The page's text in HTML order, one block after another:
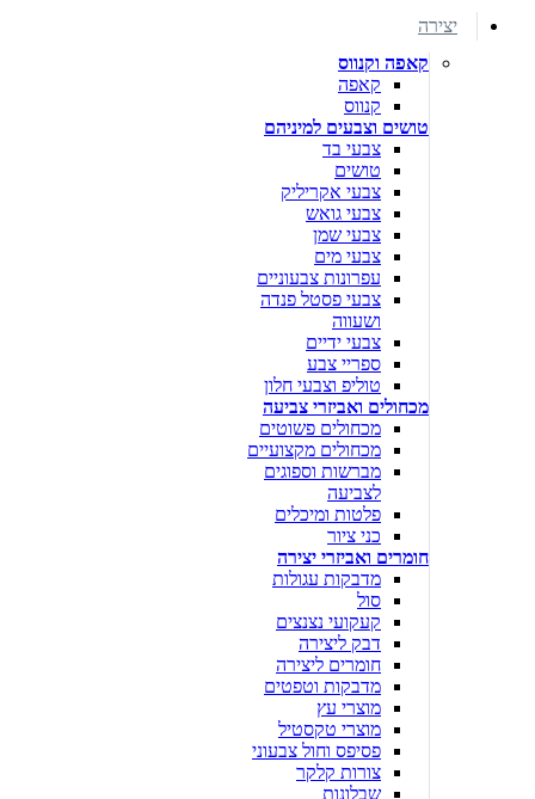
יצירה
קאפה וקנווס
קאפה
קנווס
טושים וצבעים למיניהם
צבעי בד
טושים
צבעי אקריליק
צבעי גואש
צבעי שמן
צבעי מים
עפרונות צבעוניים
צבעי פסטל פנדה
ושעווה
צבעי ידיים
ספריי צבע
טוליפ וצבעי חלון
מכחולים ואביזרי צביעה
מכחולים פשוטים
מכחולים מקצועיים
מברשות וספוגים
לצביעה
פלטות ומיכלים
כני ציור
חומרים ואביזרי יצירה
מדבקות עגולות
סול
קעקועי נצנצים
דבק ליצירה
חומרים ליצירה
מדבקות וטפטים
מוצרי עץ
מוצרי טקסטיל
פסיפס וחול צבעוני
צורות קלקר
שבלונות